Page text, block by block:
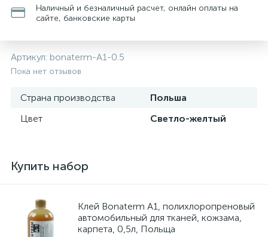
Наличный и безналичный расчет, онлайн оплаты на
сайте, банковские карты
Артикул: bonaterm-A1-0.5
Пока нет отзывов
Страна производства
Польша
Цвет
Светло-желтый
Купить набор
Клей Bonaterm A1, полихлоропреновый
автомобильный для тканей, кожзама,
карпета, 0,5л, Польща